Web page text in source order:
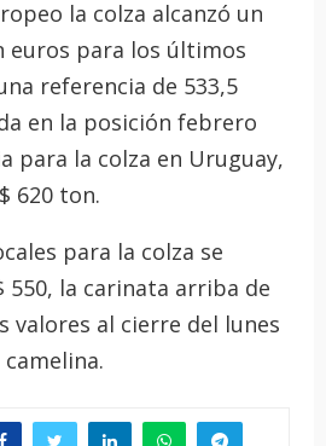
la colza alcanzó un
euros para los últimos
referencia de 533,5
en la posición febrero
para la colza en Uruguay,
620 ton.
para la colza se
550, la carinata arriba de
valores al cierre del lunes